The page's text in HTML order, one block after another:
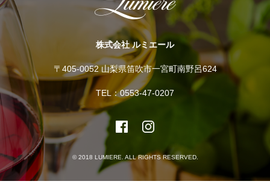
株式会社 ルミエール
〒405-0052 山梨県笛吹市一宮町南野呂624
TEL：0553-47-0207
© 2018 LUMIERE. ALL RIGHTS RESERVED.